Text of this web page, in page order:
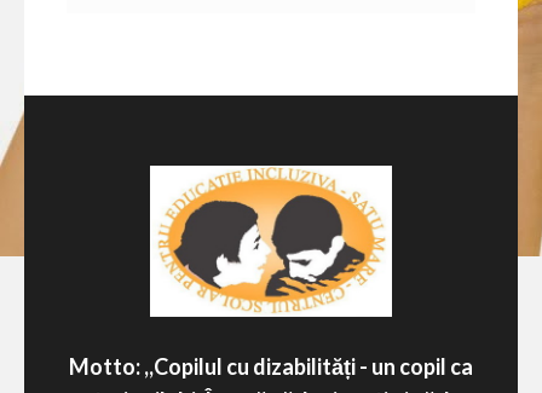
Motto: ,,Copilul cu dizabilități - un copil ca